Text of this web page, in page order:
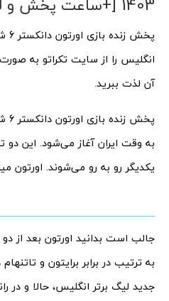
انگلیس را از سایت تکراتو به
آن لذت ببرید.
به وقت ایران آغاز می‌شود. این
یکدیگر رو به رو می‌شوند. اورتون
به ترتیب در برابر برایتون و
جدید لیگ برتر انگلیس، حالا و در